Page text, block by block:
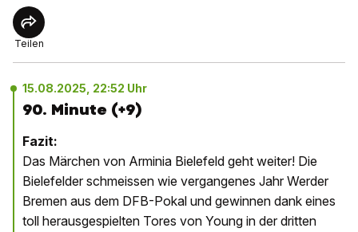
Teilen
15.08.2025, 22:52 Uhr
90. Minute (+9)
Fazit:
Das Märchen von Arminia Bielefeld geht weiter! Die
Bielefelder schmeissen wie vergangenes Jahr Werder
Bremen aus dem DFB-Pokal und gewinnen dank eines
toll herausgespielten Tores von Young in der dritten